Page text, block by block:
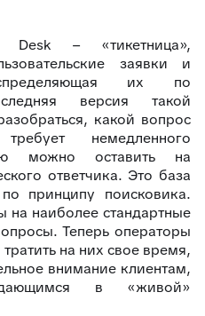
Desk – «тикетница»,
заявки и
их по
версия такой
какой вопрос
немедленного
можно оставить на
ответчика. Это база
принципу поисковика.
на наиболее стандартные
Теперь операторы
на них свое время,
внимание клиентам,
в «живой»